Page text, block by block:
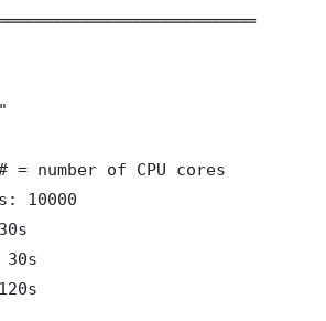
= number of CPU cores
10000